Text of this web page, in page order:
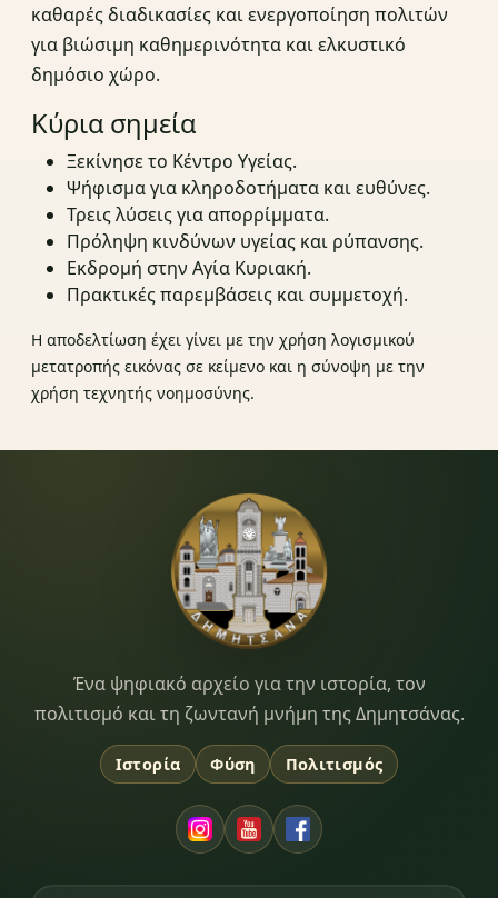
καθαρές διαδικασίες και ενεργοποίηση πολιτών
για βιώσιμη καθημερινότητα και ελκυστικό
δημόσιο χώρο.
Κύρια σημεία
Ξεκίνησε το Κέντρο Υγείας.
Ψήφισμα για κληροδοτήματα και ευθύνες.
Τρεις λύσεις για απορρίμματα.
Πρόληψη κινδύνων υγείας και ρύπανσης.
Εκδρομή στην Αγία Κυριακή.
Πρακτικές παρεμβάσεις και συμμετοχή.
Η αποδελτίωση έχει γίνει με την χρήση λογισμικού
μετατροπής εικόνας σε κείμενο και η σύνοψη με την
χρήση τεχνητής νοημοσύνης.
Dimitsana.gr
Ένα ψηφιακό αρχείο για την ιστορία, τον
πολιτισμό και τη ζωντανή μνήμη της Δημητσάνας.
Ιστορία Φύση Πολιτισμός